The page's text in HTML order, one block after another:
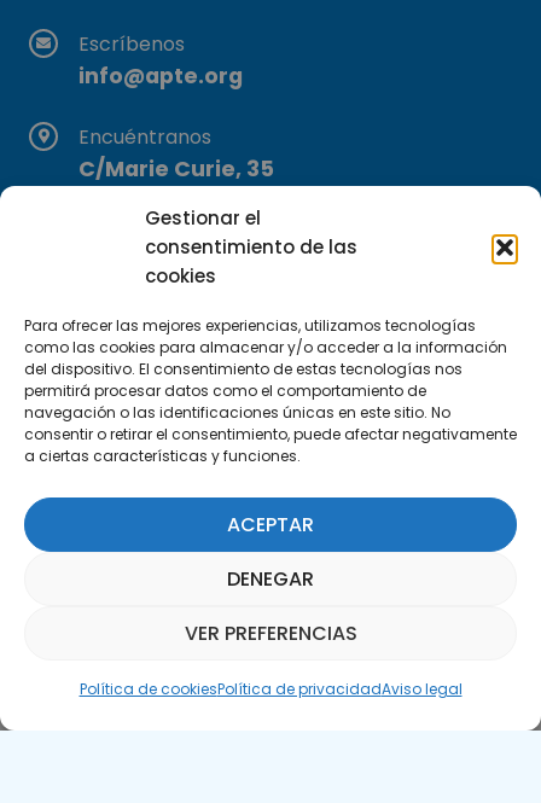
Gestionar el
consentimiento de las
cookies
Para ofrecer las mejores experiencias, utilizamos tecnologías
como las cookies para almacenar y/o acceder a la información
del dispositivo. El consentimiento de estas tecnologías nos
permitirá procesar datos como el comportamiento de
navegación o las identificaciones únicas en este sitio. No
consentir o retirar el consentimiento, puede afectar negativamente
a ciertas características y funciones.
ACEPTAR
DENEGAR
VER PREFERENCIAS
Política de cookiesPolítica de privacidadAviso legal
Escríbenos
info@apte.org
Encuéntranos
C/Marie Curie, 35
29590 Campanillas, Málaga
Suscríbete a nuestra Newsletter
SUSCRÍBETE AQUÍ